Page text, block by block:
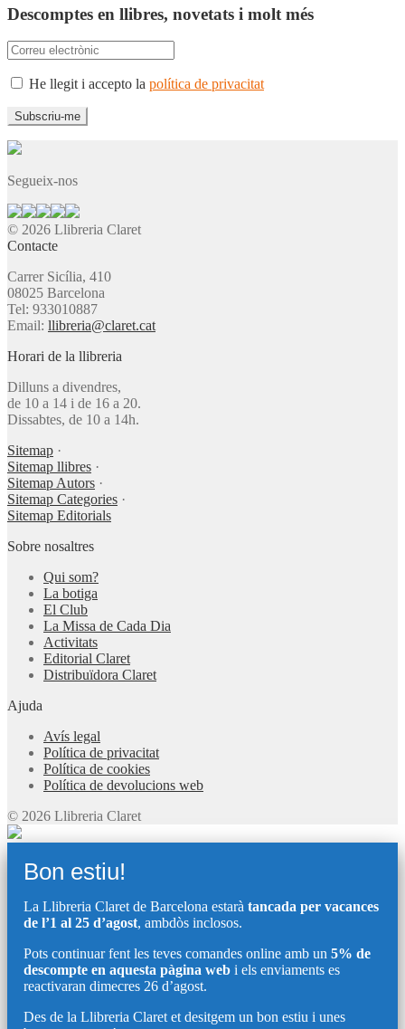
Descomptes en llibres, novetats i molt més
He llegit i accepto la política de privacitat
Segueix-nos
© 2026 Llibreria Claret
Contacte
Carrer Sicília, 410
08025 Barcelona
Tel: 933010887
Email: llibreria@claret.cat
Horari de la llibreria
Dilluns a divendres,
de 10 a 14 i de 16 a 20.
Dissabtes, de 10 a 14h.
Sitemap ·
Sitemap llibres ·
Sitemap Autors ·
Sitemap Categories ·
Sitemap Editorials
Sobre nosaltres
Qui som?
La botiga
El Club
La Missa de Cada Dia
Activitats
Editorial Claret
Distribuïdora Claret
Ajuda
Avís legal
Política de privacitat
Política de cookies
Política de devolucions web
© 2026 Llibreria Claret
Bon estiu!
La Llibreria Claret de Barcelona estarà tancada per vacances
de l’1 al 25 d’agost, ambdòs inclosos.
Pots continuar fent les teves comandes online amb un 5% de
descompte en aquesta pàgina web i els enviaments es
reactivaran dimecres 26 d’agost.
Des de la Llibreria Claret et desitgem un bon estiu i unes